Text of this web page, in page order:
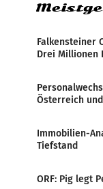
Falkensteiner
Drei Millionen
Österreich
Immobilien-
Tiefstand
ORF: Pig legt